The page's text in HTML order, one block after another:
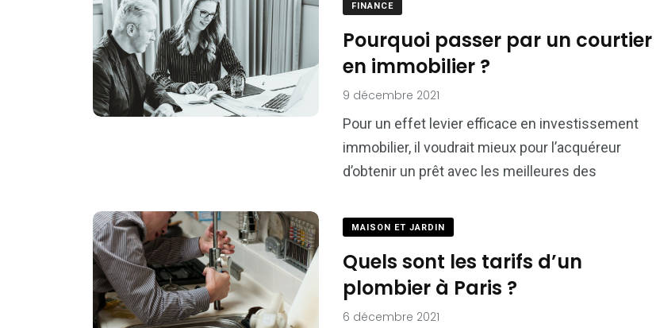
FINANCE
Pourquoi passer par un courtier
en immobilier ?
9 décembre 2021
Pour un effet levier efficace en investissement
immobilier, il voudrait mieux pour l’acquéreur
d’obtenir un prêt avec les meilleures des
MAISON ET JARDIN
Quels sont les tarifs d’un
plombier à Paris ?
6 décembre 2021